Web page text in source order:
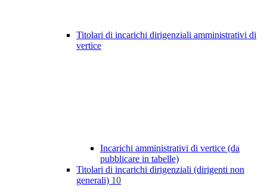
Titolari di incarichi dirigenziali amministrativi di
vertice
Incarichi amministrativi di vertice (da
pubblicare in tabelle)
Titolari di incarichi dirigenziali (dirigenti non
generali) 10